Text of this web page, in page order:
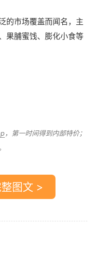
的市场覆盖而闻名，主
果脯蜜饯、膨化小食等
，第一时间得到内部特价；
图文 >